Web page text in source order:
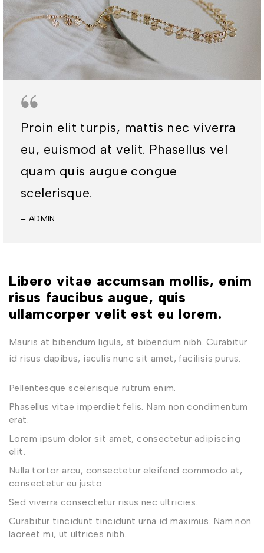
Proin elit turpis, mattis nec viverra
eu, euismod at velit. Phasellus vel
quam quis augue congue
scelerisque.
– ADMIN
Libero vitae accumsan mollis, enim
risus faucibus augue, quis
ullamcorper velit est eu lorem.
Mauris at bibendum ligula, at bibendum nibh. Curabitur
id risus dapibus, iaculis nunc sit amet, facilisis purus.
Pellentesque scelerisque rutrum enim.
Phasellus vitae imperdiet felis. Nam non condimentum
erat.
Lorem ipsum dolor sit amet, consectetur adipiscing
elit.
Nulla tortor arcu, consectetur eleifend commodo at,
consectetur eu justo.
Sed viverra consectetur risus nec ultricies.
Curabitur tincidunt tincidunt urna id maximus. Nam non
laoreet mi, ut ultrices nibh.